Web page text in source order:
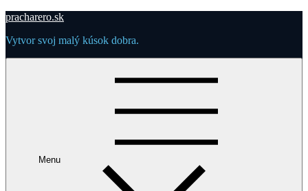
Skip
content
pracharero.sk
Vytvor svoj malý kúsok dobra.
Menu